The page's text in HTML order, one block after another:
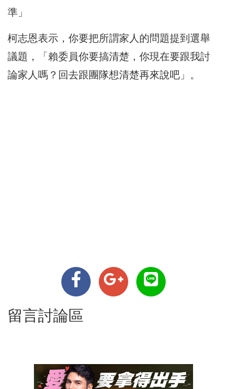
準」
柯志恩表示，你要把所謂家人的問題提到選舉
議題，「賴委員你要搞清楚，你現在要跟我討
論家人嗎？回去跟團隊想清楚再來說吧」。
留言討論區